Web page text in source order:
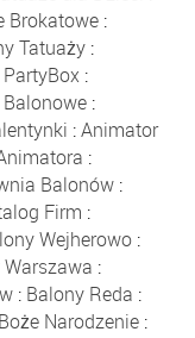
Brokatowe:
Tatuaży :
PartyBox:
:
:Animator
:
Balonów :
Firm :
Wejherowo:
:
: Balony Reda :
Boże Narodzenie: